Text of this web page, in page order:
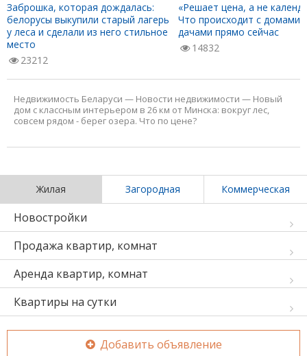
Заброшка, которая дождалась:
белорусы выкупили старый лагерь
у леса и сделали из него стильное
место
23212
«Решает цена, а не
Что происходит с домами
дачами прямо сейчас
14832
Недвижимость Беларуси — Новости недвижимости — Новый
дом с классным интерьером в 26 км от Минска: вокруг лес,
совсем рядом - берег озера. Что по цене?
Жилая Загородная Коммерческая
Новостройки
Продажа квартир, комнат
Аренда квартир, комнат
Квартиры на сутки
Добавить объявление